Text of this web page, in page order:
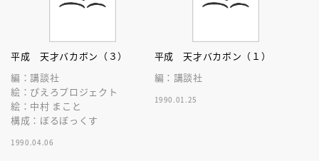
平成 天才バカボン（３）
編：講談社
絵：ぴえろプロジェクト
絵：中村 まこと
構成：ぼるぼっくす
1990.04.06
平成 天才バカボン（１）
編：講談社
1990.01.25